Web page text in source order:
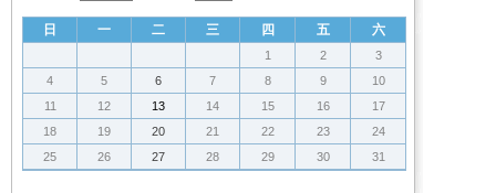
日 一 二 三 四 五 六
1 2
3
4
5 6 7 8 9
10
11
12 13 14 15 16
17
18
19 20 21 22 23
24
25
26 27 28 29 30 31